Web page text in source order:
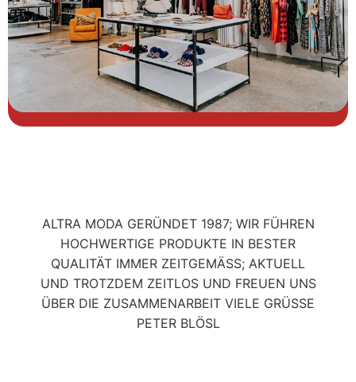
ALTRA MODA GERÜNDET 1987; WIR FÜHREN
HOCHWERTIGE PRODUKTE IN BESTER
QUALITÄT IMMER ZEITGEMÄSS; AKTUELL
UND TROTZDEM ZEITLOS UND FREUEN UNS
ÜBER DIE ZUSAMMENARBEIT VIELE GRÜSSE
PETER BLÖSL